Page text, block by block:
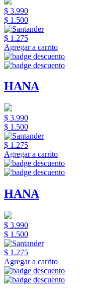
$ 3.990
$ 1.500
$ 1.275
Agregar a carrito
HANA
$ 3.990
$ 1.500
$ 1.275
Agregar a carrito
HANA
$ 3.990
$ 1.500
$ 1.275
Agregar a carrito